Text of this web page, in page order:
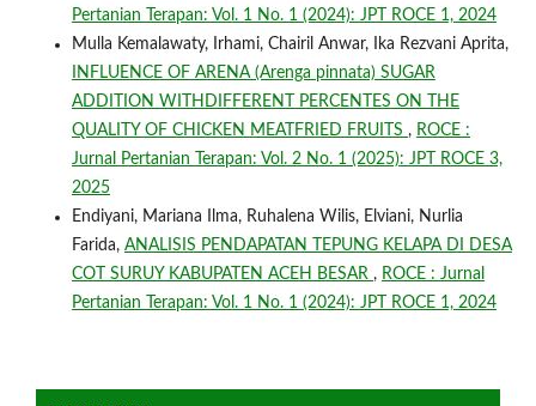
Pertanian Terapan: Vol. 1 No. 1 (2024): JPT ROCE 1, 2024
Mulla Kemalawaty, Irhami, Chairil Anwar, Ika Rezvani Aprita,
INFLUENCE OF ARENA (Arenga pinnata) SUGAR
ADDITION WITHDIFFERENT PERCENTES ON THE
QUALITY OF CHICKEN MEATFRIED FRUITS , ROCE :
Jurnal Pertanian Terapan: Vol. 2 No. 1 (2025): JPT ROCE 3,
2025
Endiyani, Mariana Ilma, Ruhalena Wilis, Elviani, Nurlia
Farida, ANALISIS PENDAPATAN TEPUNG KELAPA DI DESA
COT SURUY KABUPATEN ACEH BESAR , ROCE : Jurnal
Pertanian Terapan: Vol. 1 No. 1 (2024): JPT ROCE 1, 2024